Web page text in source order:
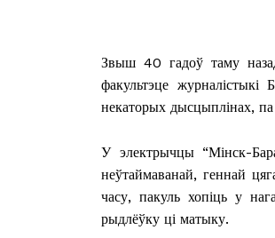
Звыш 40 гадоў таму
факультэце
некаторых дысцыплінах,
У электрычцы “Мінск-
неўтаймаванай, геннай
часу, пакуль хопіць у
рыдлёўку ці матыку.